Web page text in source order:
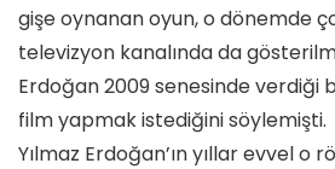
gişe oynanan oyun, o dönemde
televizyon kanalında da
Erdoğan 2009 senesinde verdiği
film yapmak istediğini söylemişti.
Yılmaz Erdoğan’ın yıllar evvel o